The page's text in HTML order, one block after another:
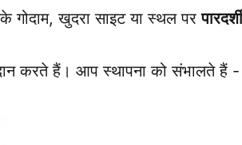
गोदाम, खुदरा साइट या स्थल पर
करते हैं। आप स्थापना को संभालते हैं